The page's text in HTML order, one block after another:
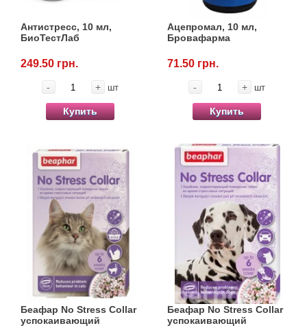
Антистресс, 10 мл,
БиоТестЛаб
249.50 грн.
- + шт
Купить
Ацепромал, 10 мл,
Бровафарма
71.50 грн.
- + шт
Купить
Беафар No Stress Collar
успокаивающий
Беафар No Stress Collar
успокаивающий